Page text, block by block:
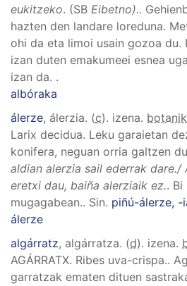
eukitzeko. (SB Eibetno)..
hazten den landare loreduna.
ohi da eta limoi usain gozoa du.
izan duten emakumeei esnea
izan da. .
albóraka
álerze, álerzia. (c). izena.
Larix decidua. Leku garaietan
konifera, neguan orria galtzen
aldian alerzia sail ederrak dare./
eretxi dau, baiña alerziaik ez.. Bi
mugagabean.. Sin. piñú-álerze, -
álerze
algárratz, algárratza. (d). izena.
AGÁRRATX. Ribes uva-crispa..
garratzak ematen dituen